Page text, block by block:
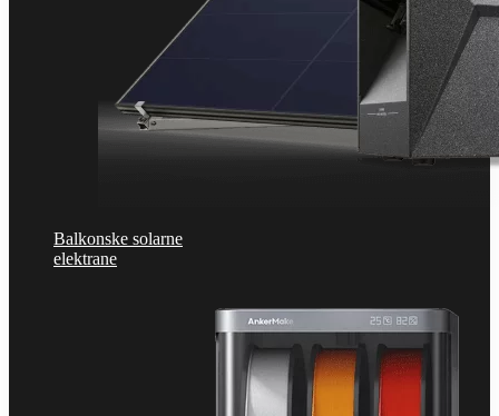
Balkonske solarne
elektrane